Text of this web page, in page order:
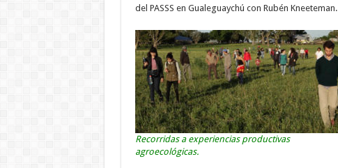
del PASSS en Gualeguaychú con Rubén Kneeteman.
Recorridas a experiencias productivas
agroecológicas.